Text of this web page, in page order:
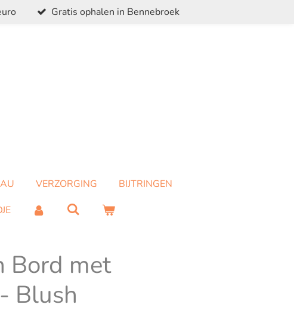
Gratis ophalen in Bennebroek
VERZORGING
BIJTRINGEN
Bord met
Blush